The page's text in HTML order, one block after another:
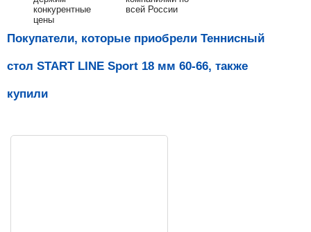
конкурентные
цены
всей России
Покупатели, которые приобрели Теннисный
стол START LINE Sport 18 мм 60-66, также
купили